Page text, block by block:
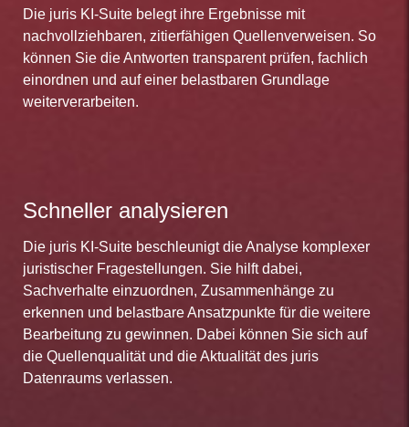
Die juris KI-Suite belegt ihre Ergebnisse mit
nachvollziehbaren, zitierfähigen Quellenverweisen. So
können Sie die Antworten transparent prüfen, fachlich
einordnen und auf einer belastbaren Grundlage
weiterverarbeiten.
Schneller analysieren
Die juris KI-Suite beschleunigt die Analyse komplexer
juristischer Fragestellungen. Sie hilft dabei,
Sachverhalte einzuordnen, Zusammenhänge zu
erkennen und belastbare Ansatzpunkte für die weitere
Bearbeitung zu gewinnen. Dabei können Sie sich auf
die Quellenqualität und die Aktualität des juris
Datenraums verlassen.